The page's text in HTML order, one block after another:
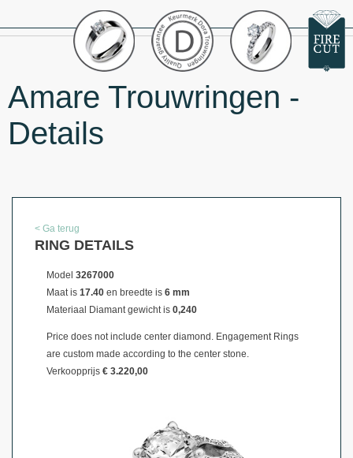
Amare Trouwringen -
Details
< Ga terug
RING DETAILS
Model 3267000
Maat is 17.40 en breedte is 6 mm
Materiaal Diamant gewicht is 0,240
Price does not include center diamond. Engagement Rings
are custom made according to the center stone.
Verkoopprijs € 3.220,00